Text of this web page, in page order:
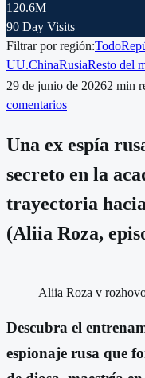
120.6M
90 Day Visits
Filtrar por región:Todo
UU.ChinaRusiaResto del
29 de junio de 20262 min
comentarios
Una ex espía
secreto en la
trayectoria
(Aliia Roza,
Aliia Roza v
Descubra el
espionaje rusa que